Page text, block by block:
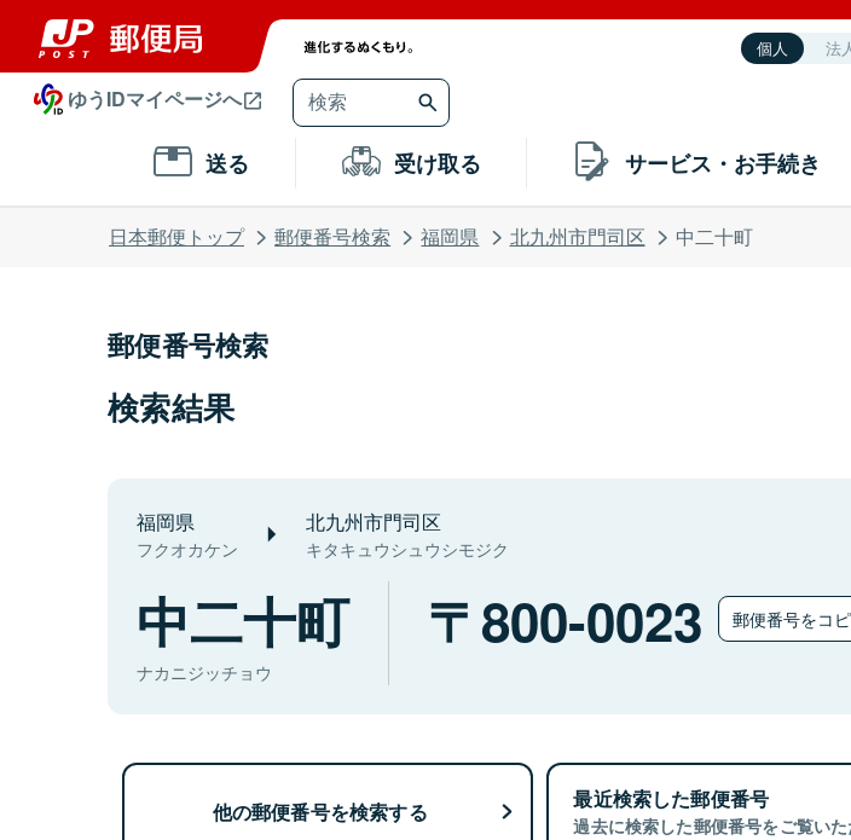
個人 法
ゆうIDマイページへ
送る 受け取る サービス・お手続き
日本郵便トップ 郵便番号検索 福岡県 北九州市門司区 中二十町
郵便番号検索
検索結果
福岡県
フクオカケン
北九州市門司区
キタキュウシュウシモジク
中二十町
ナカニジッチョウ
800-0023 郵便番号をコ
他の郵便番号を検索する 最近検索した郵便番号
過去に検索した郵便番号をご覧いた